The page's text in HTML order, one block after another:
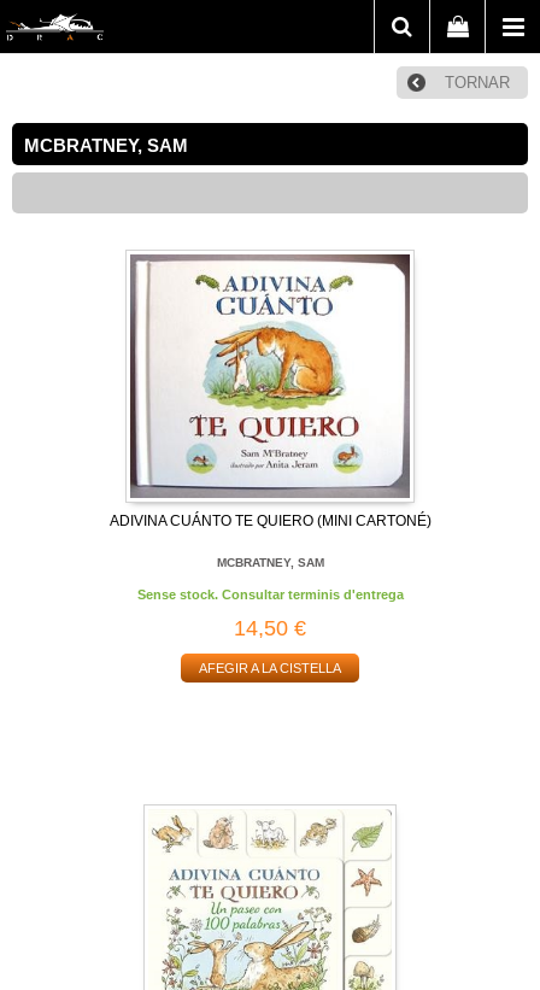
TORNAR
MCBRATNEY, SAM
ADIVINA CUÁNTO TE QUIERO (MINI CARTONÉ)
MCBRATNEY, SAM
Sense stock. Consultar terminis d'entrega
14,50 €
AFEGIR A LA CISTELLA